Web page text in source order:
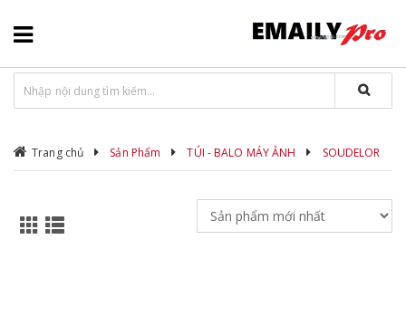
Trang chủ Sản Phẩm TÚI - BALO MÁY ẢNH SOUDELOR